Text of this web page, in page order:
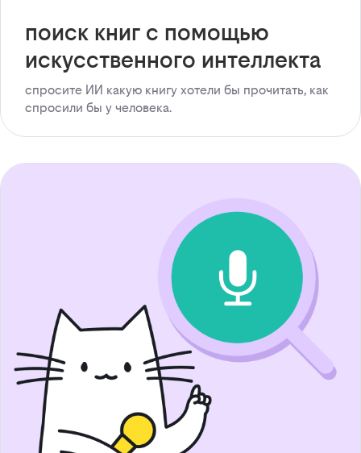
поиск книг с помощью
искусственного интеллекта
спросите ИИ какую книгу хотели бы прочитать, как
спросили бы у человека.